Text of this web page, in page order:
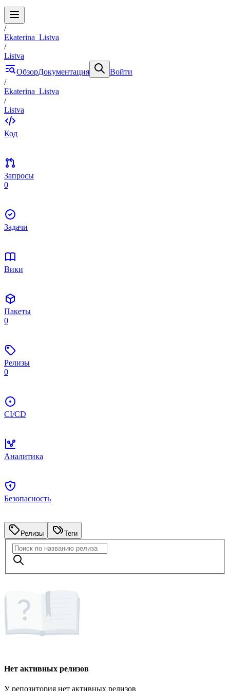
/
Ekaterina_Listva
/
Listva
ОбзорДокументация
Войти
/
Ekaterina_Listva
/
Listva
Код
Запросы
0
Задачи
Вики
Пакеты
0
Релизы
0
CI/CD
Аналитика
Безопасность
Релизы Теги
Нет активных релизов
У репозитория нет активных релизов